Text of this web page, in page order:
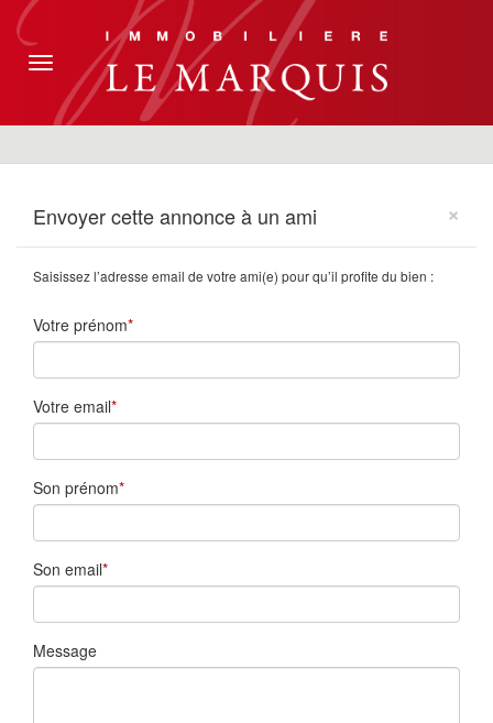
Toggle
navigation
×
Envoyer cette annonce à un ami
Saisissez l’adresse email de votre ami(e) pour qu’il profite du bien :
Votre prénom
Votre email
Son prénom
Son email
Message